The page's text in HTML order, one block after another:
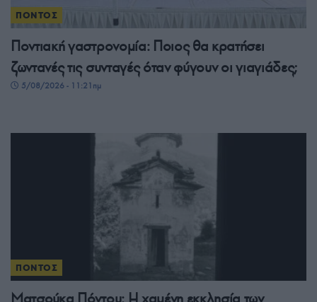
ΠΟΝΤΟΣ
Ποντιακή γαστρονομία: Ποιος θα κρατήσει
ζωντανές τις συνταγές όταν φύγουν οι γιαγιάδες;
5/08/2026 - 11:21πμ
ΠΟΝΤΟΣ
Ματσούκα Πόντου: Η χαμένη εκκλησία των